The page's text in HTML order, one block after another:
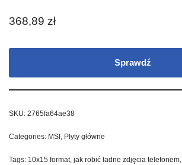
368,89 zł
Sprawdź
SKU: 2765fa64ae38
Categories: MSI , Płyty główne
Tags: 10x15 format, jak robić ładne zdjęcia telefonem,